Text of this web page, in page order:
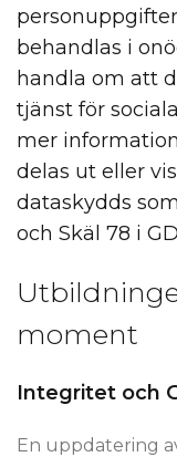
behandlas i
handla om att
tjänst för
mer
delas ut eller
dataskydds
och Skäl 78 i
moment
Integritet och
En uppdatering